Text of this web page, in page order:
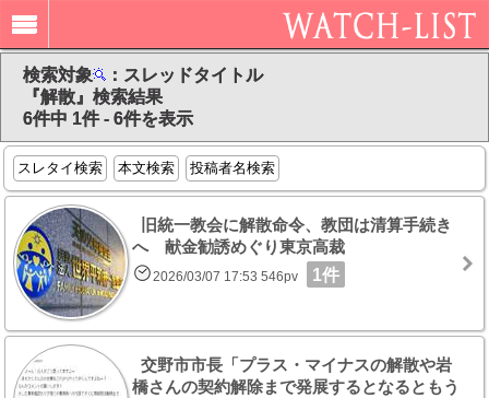
検索対象
：スレッドタイトル
『解散』検索結果
6件中 1件 - 6件を表示
スレタイ検索 本文検索 投稿者名検索
旧統一教会に解散命令、教団は清算手続き
へ 献金勧誘めぐり東京高裁
2026/03/07 17:53 546pv 1件
交野市市長「プラス・マイナスの解散や岩
橋さんの契約解除まで発展するとなるともう